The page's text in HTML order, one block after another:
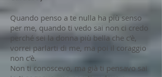
Quando penso a te nulla ha più senso
per me, quando ti vedo sai non ci credo
perché sei la donna più bella che c’è,
vorrei parlarti di me, ma poi il coraggio
non c’è.
Non ti conoscevo, ma già ti pensavo sai